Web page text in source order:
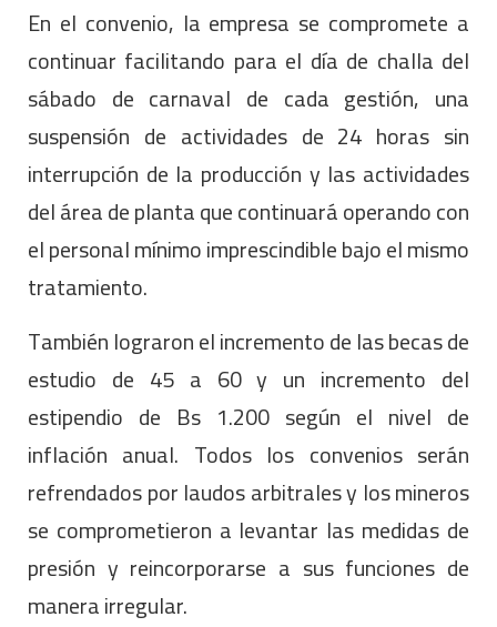
En el convenio, la empresa se compromete a
continuar facilitando para el día de challa del
sábado de carnaval de cada gestión, una
suspensión de actividades de 24 horas sin
interrupción de la producción y las actividades
del área de planta que continuará operando con
el personal mínimo imprescindible bajo el mismo
tratamiento.
También lograron el incremento de las becas de
estudio de 45 a 60 y un incremento del
estipendio de Bs 1.200 según el nivel de
inflación anual. Todos los convenios serán
refrendados por laudos arbitrales y los mineros
se comprometieron a levantar las medidas de
presión y reincorporarse a sus funciones de
manera irregular.